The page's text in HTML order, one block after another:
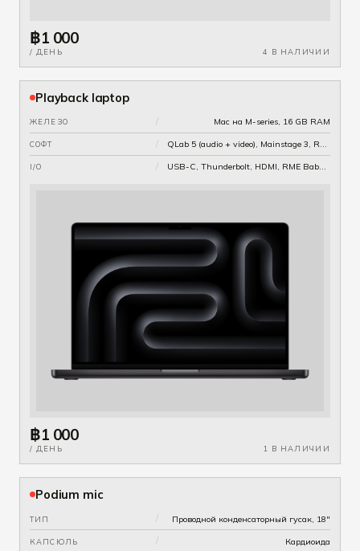
฿1 000
/ ДЕНЬ 4 В НАЛИЧИИ
Playback laptop
ЖЕЛЕЗО / Mac на M-series, 16 GB RAM
СОФТ / QLab 5 (audio + video), Mainstage 3, Reaper, OBS
I/O / USB-C, Thunderbolt, HDMI, RME Babyface Pro на балансный лайн-аут
฿1 000
/ ДЕНЬ 1 В НАЛИЧИИ
Podium mic
ТИП / Проводной конденсаторный гусак, 18"
КАПСЮЛЬ / Кардиоида